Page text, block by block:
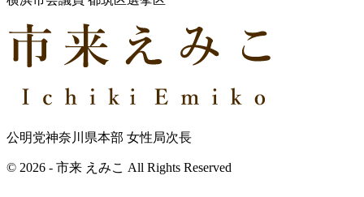
公明党神奈川県本部 女性局次長
© 2026 - 市来 えみこ All Rights Reserved